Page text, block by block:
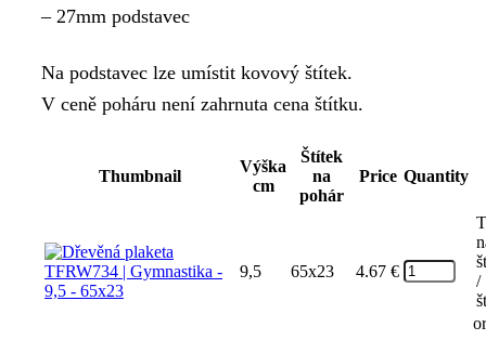
– 27mm podstavec
Na podstavec lze umístit kovový štítek.
V ceně poháru není zahrnuta cena štítku.
Thumbnail
Výška
cm
Štítek
na
pohár
Price Quantity
9,5 65x23 4.67 €
/
or